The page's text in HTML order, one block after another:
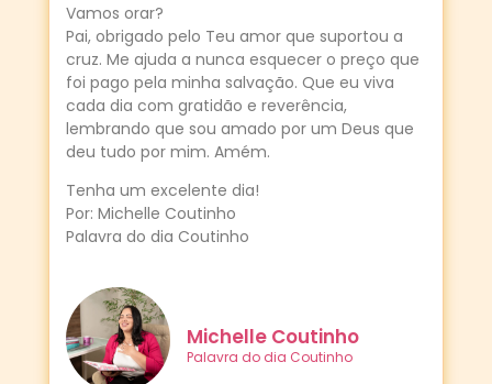
Vamos orar?
Pai, obrigado pelo Teu amor que suportou a
cruz. Me ajuda a nunca esquecer o preço que
foi pago pela minha salvação. Que eu viva
cada dia com gratidão e reverência,
lembrando que sou amado por um Deus que
deu tudo por mim. Amém.
Tenha um excelente dia!
Por: Michelle Coutinho
Palavra do dia Coutinho
Michelle Coutinho
Palavra do dia Coutinho